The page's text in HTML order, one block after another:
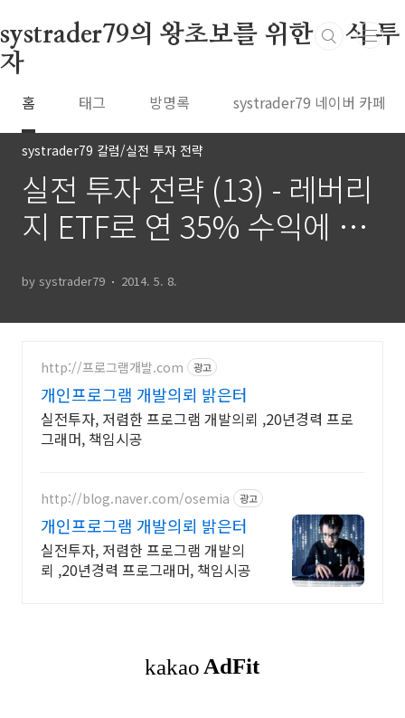
systrader79의 왕초보를 위한 주식 투
자
홈 태그 방명록 systrader79 네이버 카페
systrader79 칼럼/실전 투자 전략
실전 투자 전략 (13) - 레버리
지 ETF로 연 35% 수익에 도
by systrader79 2014. 5. 8.
http://프로그램개발.com 광고
개인프로그램 개발의뢰 밝은터
실전투자, 저렴한 프로그램 개발의뢰 ,20년경력 프로
그래머, 책임시공
http://blog.naver.com/osemia 광고
개인프로그램 개발의뢰 밝은터
실전투자, 저렴한 프로그램 개발의
뢰 ,20년경력 프로그래머, 책임시공